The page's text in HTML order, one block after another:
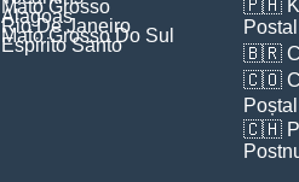
Mato Grosso
Alagoas
Rio De Janeiro
Mato Grosso Do Sul
Espirito Santo
🇵🇭
🇧🇷
🇨🇴
Poștal
🇨🇭